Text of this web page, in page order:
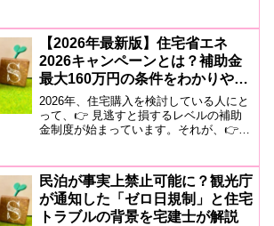
建士が分かりやすく解説します。
【2026年最新版】住宅省エネ
2026キャンペーンとは？補助金
最大160万円の条件をわかりやす
く解説
2026年、住宅購入を検討している人にと
って、👉 見逃すと損するレベルの補助
金制度が始まっています。それが、👉
わからなくて…」先生「今回はかなり重
要だよ。ちゃんと理...
民泊が事実上禁止可能に？観光庁
が通知した「ゼロ日規制」と住宅
トラブルの背景を宅建士が解説